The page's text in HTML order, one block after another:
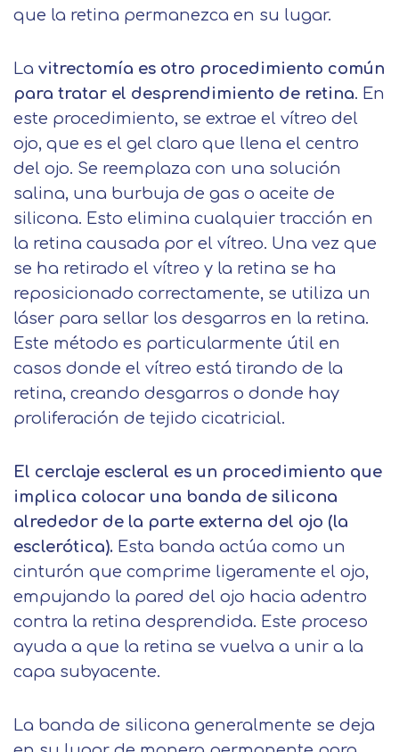
que la retina permanezca en su lugar.
La vitrectomía es otro procedimiento común
para tratar el desprendimiento de retina. En
este procedimiento, se extrae el vítreo del
ojo, que es el gel claro que llena el centro
del ojo. Se reemplaza con una solución
salina, una burbuja de gas o aceite de
silicona. Esto elimina cualquier tracción en
la retina causada por el vítreo. Una vez que
se ha retirado el vítreo y la retina se ha
reposicionado correctamente, se utiliza un
láser para sellar los desgarros en la retina.
Este método es particularmente útil en
casos donde el vítreo está tirando de la
retina, creando desgarros o donde hay
proliferación de tejido cicatricial.
El cerclaje escleral es un procedimiento que
implica colocar una banda de silicona
alrededor de la parte externa del ojo (la
esclerótica). Esta banda actúa como un
cinturón que comprime ligeramente el ojo,
empujando la pared del ojo hacia adentro
contra la retina desprendida. Este proceso
ayuda a que la retina se vuelva a unir a la
capa subyacente.
La banda de silicona generalmente se deja